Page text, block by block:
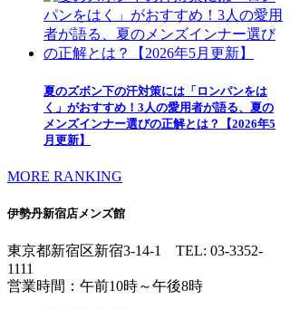
夏のズボン下の汗対策には「ロンパンをは
く」がおすすめ！3人の愛用者が語る、夏の
メンズインナー選びの正解とは？【2026年5
月更新】
MORE RANKING
伊勢丹新宿店メンズ館
東京都新宿区新宿3-14-1 TEL: 03-3352-
1111
営業時間：午前10時～午後8時